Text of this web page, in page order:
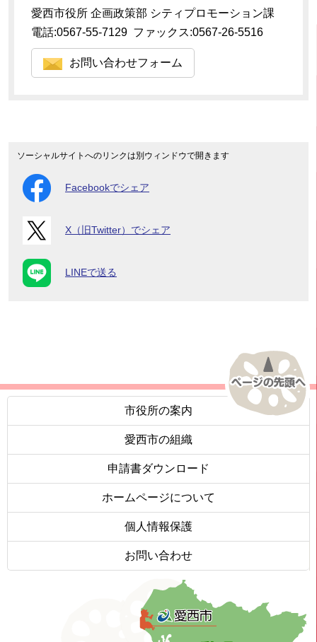
愛西市役所 企画政策部 シティプロモーション課
電話:0567-55-7129 ファックス:0567-26-5516
お問い合わせフォーム
ソーシャルサイトへのリンクは別ウィンドウで開きます
Facebookでシェア
X（旧Twitter）でシェア
LINEで送る
市役所の案内
愛西市の組織
申請書ダウンロード
ホームページについて
個人情報保護
お問い合わせ